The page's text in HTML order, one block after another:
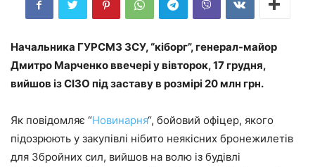
Начальника ГУРСМЗ ЗСУ, “кіборг”, генерал-майор
Дмитро Марченко ввечері у вівторок, 17 грудня,
вийшов із СІЗО під заставу в розмірі 20 млн грн.
Як повідомляє “Новинарня“, бойовий офіцер, якого
підозрюють у закупівлі нібито неякісних бронежилетів
для Збройних сил, вийшов на волю із будівлі